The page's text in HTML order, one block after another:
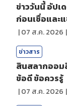
ข่าววันนี้ อัปเ
ก่อนเชื่อและ
|07 ส.ค. 2026 |
ข่าวสาร
สินสลากออม
ข้อดี ข้อควรรู้
|07 ส.ค. 2026 |